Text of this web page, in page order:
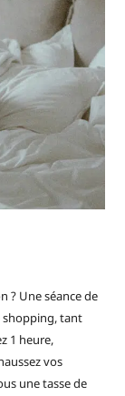
? Une séance de
shopping, tant
1 heure,
vos
une tasse de